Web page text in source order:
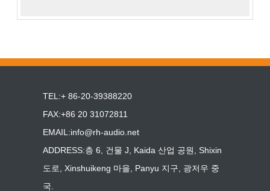
TEL:+ 86-20-39388220
FAX:+86 20 31072811
EMAIL:info@rh-audio.net
ADDRESS:층 6, 건물 J, Kaida 산업 공원, Shixin
도로, Xinshuikeng 마을, Panyu 지구, 광저우 중
국.